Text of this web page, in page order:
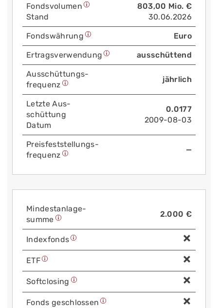
Fonds­volumen
Stand
803,00 Mio. €
30.06.2026
Fonds­währung Euro
Ertrags­verwendung ausschüttend
Aus­schüttungs­
frequenz
jährlich
Letzte Aus­
schüttung
Datum
0.0177
2009-08-03
Preis­fest­stellungs­
frequenz
—
Mindest­anlage­
summe
2.000 €
Index­fonds
ETF
Soft­closing
Fonds geschlossen